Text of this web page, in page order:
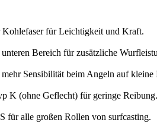
für Leichtigkeit und Kraft.
Bereich für zusätzliche
Sensibilität beim Angeln auf kleine
K (ohne Geflecht) für geringe Reibung.
für alle großen Rollen von surfcasting.